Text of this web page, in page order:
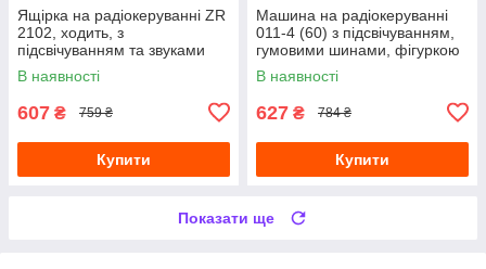
Ящірка на радіокеруванні ZR
2102, ходить, з
підсвічуванням та звуками
В наявності
607 ₴ 759 ₴
Купити
Машина на радіокеруванні
011-4 (60) з підсвічуванням,
гумовими шинами, фігуркою
героя
В наявності
627 ₴ 784 ₴
Купити
Показати ще